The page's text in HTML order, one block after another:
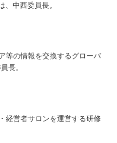
、中西委員長。
等の情報を交換するグローバ
長。
経営者サロンを運営する研修